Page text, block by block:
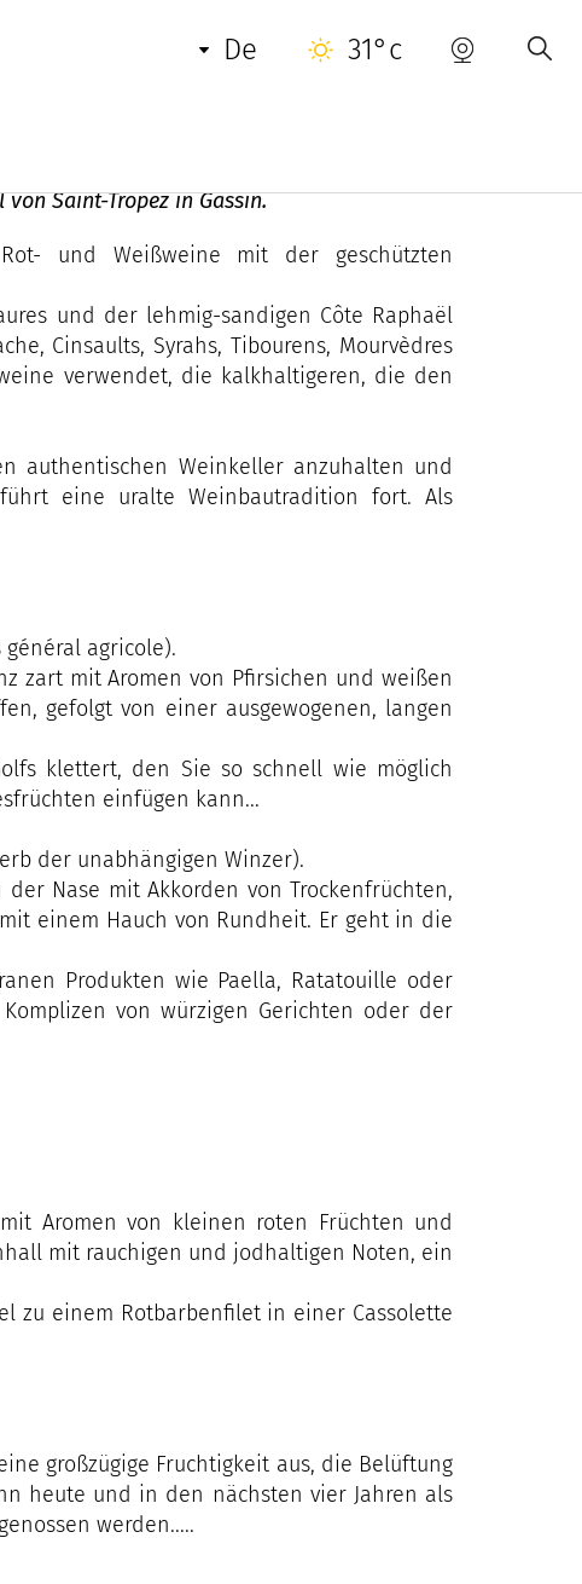
de 31°c
Saint-Tropez in Gassin.
und Weißweine mit der geschützten
und der lehmig-sandigen Côte Raphaël
Cinsaults, Syrahs, Tibourens, Mourvèdres
verwendet, die kalkhaltigeren, die den
authentischen Weinkeller anzuhalten und
führt eine uralte Weinbautradition fort. Als
général agricole).
zart mit Aromen von Pfirsichen und weißen
gefolgt von einer ausgewogenen, langen
klettert, den Sie so schnell wie möglich
einfügen kann...
der unabhängigen Winzer).
Nase mit Akkorden von Trockenfrüchten,
einem Hauch von Rundheit. Er geht in die
Produkten wie Paella, Ratatouille oder
von würzigen Gerichten oder der
Aromen von kleinen roten Früchten und
mit rauchigen und jodhaltigen Noten, ein
zu einem Rotbarbenfilet in einer Cassolette
großzügige Fruchtigkeit aus, die Belüftung
heute und in den nächsten vier Jahren als
werden.....